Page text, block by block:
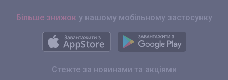
Більше знижок у нашому мобільному застосунку
Стежте за новинами та акціями